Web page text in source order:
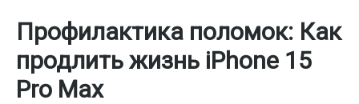
Профилактика поломок: Как
продлить жизнь iPhone 15
Pro Max